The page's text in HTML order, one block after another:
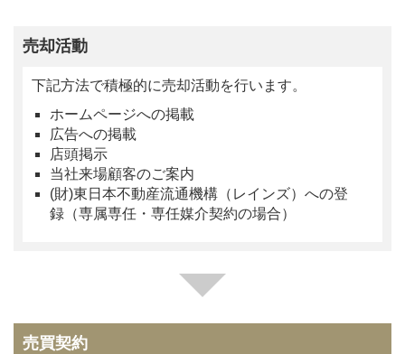
売却活動
下記方法で積極的に売却活動を行います。
ホームページへの掲載
広告への掲載
店頭掲示
当社来場顧客のご案内
(財)東日本不動産流通機構（レインズ）への登
録（専属専任・専任媒介契約の場合）
売買契約